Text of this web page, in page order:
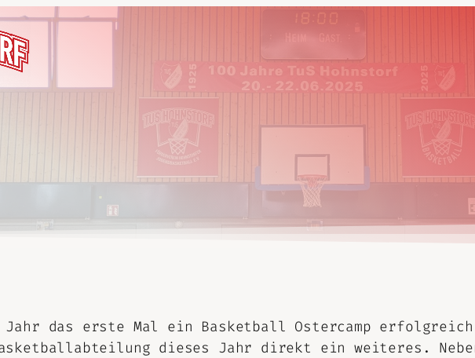
Jahr das erste Mal ein Basketball Ostercamp
dieses Jahr direkt ein weiteres.